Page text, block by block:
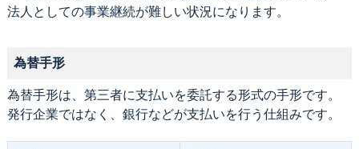
法人としての事業継続が難しい状況になります。
為替手形
為替手形は、第三者に支払いを委託する形式の手形です。
発行企業ではなく、銀行などが支払いを行う仕組みです。